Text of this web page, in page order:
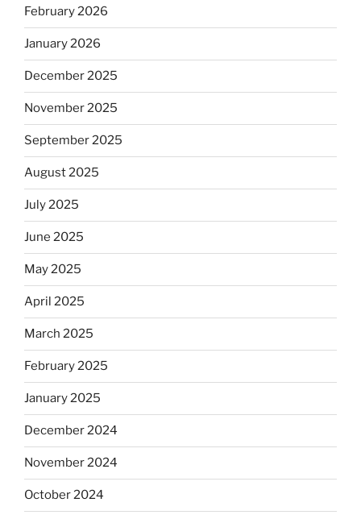
February 2026
January 2026
December 2025
November 2025
September 2025
August 2025
July 2025
June 2025
May 2025
April 2025
March 2025
February 2025
January 2025
December 2024
November 2024
October 2024